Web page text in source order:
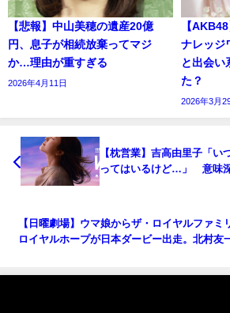
【悲報】中山美穂の遺産20億
円、息子が相続放棄ってマジ
か…理由が重すぎる
2026年4月11日
【
ナレッジ
と出会い
た？
2026年3月
【枕営業】吉高由里子「い
ってはいるけど…」 意味
【日曜劇場】ウマ娘からザ・ロイヤルファミ
ロイヤルホープが日本ダービー出走。北村友